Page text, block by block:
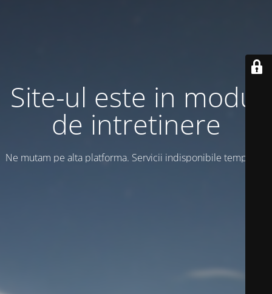
Site-ul este in modul
de intretinere
Ne mutam pe alta platforma. Servicii indisponibile temporar!